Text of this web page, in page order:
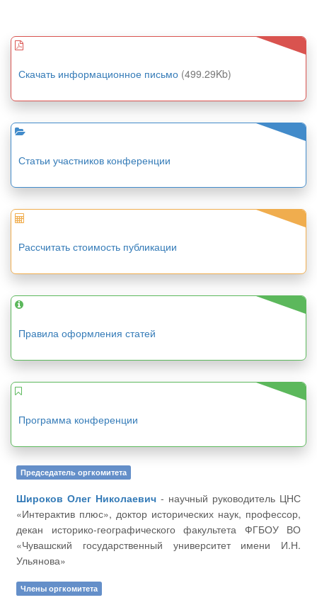
Скачать информационное письмо (499.29Kb)
Статьи участников конференции
Рассчитать стоимость публикации
Правила оформления статей
Программа конференции
Председатель оргкомитета
Широков Олег Николаевич
«Интерактив плюс», доктор исторических наук, профессор,
декан историко-географического факультета ФГБОУ ВО
«Чувашский государственный университет имени И.Н.
Ульянова»
Члены оргкомитета